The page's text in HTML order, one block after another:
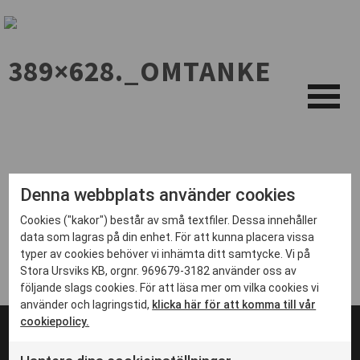
389×628._OMTANKE
Denna webbplats använder cookies
Cookies ("kakor") består av små textfiler. Dessa innehåller
data som lagras på din enhet. För att kunna placera vissa
typer av cookies behöver vi inhämta ditt samtycke. Vi på
Stora Ursviks KB, orgnr. 969679-3182 använder oss av
följande slags cookies. För att läsa mer om vilka cookies vi
använder och lagringstid, klicka här för att komma till vår
cookiepolicy.